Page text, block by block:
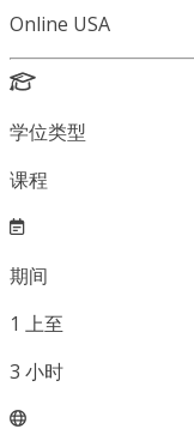
Online USA
学位类型
课程
期间
1 上至
3 小时